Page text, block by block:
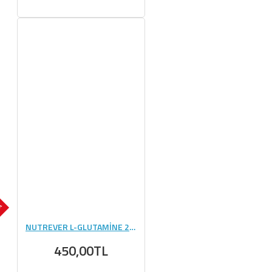
NUTREVER L-GLUTAMİNE 250 GR
450,00TL